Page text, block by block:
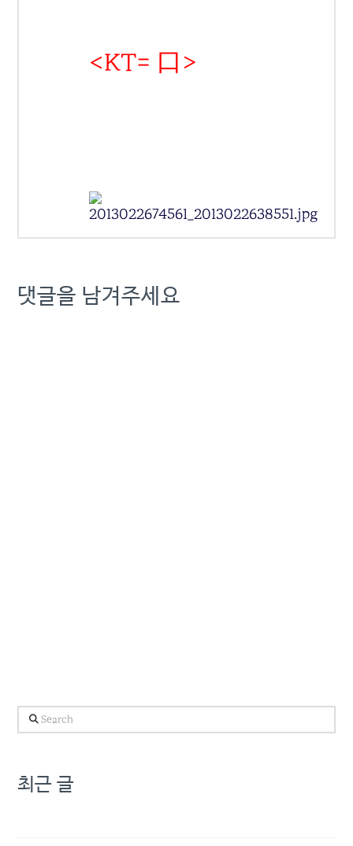
<KT= 口>
댓글을 남겨주세요
Search
최근 글